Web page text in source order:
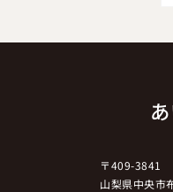
〒409-3841
山梨県中央市